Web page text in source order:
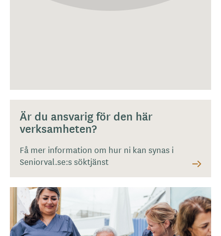
Är du ansvarig för den här
verksamheten?
Få mer information om hur ni kan synas i
Seniorval.se:s söktjänst